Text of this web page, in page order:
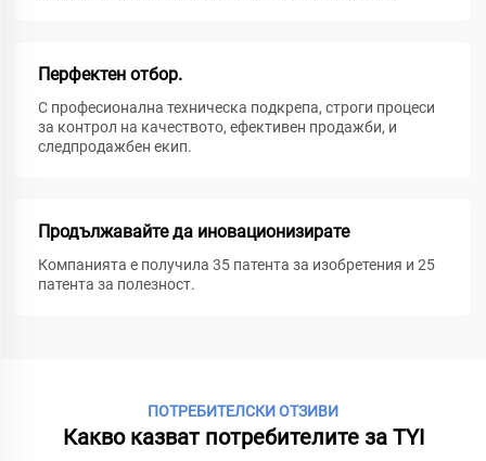
Перфектен отбор.
С професионална техническа подкрепа, строги процеси
за контрол на качеството, ефективен продажби, и
следпродажбен екип.
Продължавайте да иновационизирате
Компанията е получила 35 патента за изобретения и 25
патента за полезност.
ПОТРЕБИТЕЛСКИ ОТЗИВИ
Какво казват потребителите за TYI